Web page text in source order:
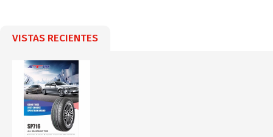
VISTAS RECIENTES